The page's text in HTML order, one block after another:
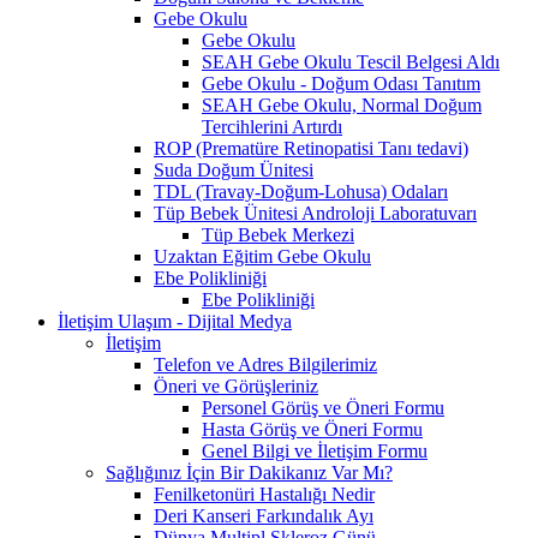
Gebe Okulu
Gebe Okulu
SEAH Gebe Okulu Tescil Belgesi Aldı
Gebe Okulu - Doğum Odası Tanıtım
SEAH Gebe Okulu, Normal Doğum
Tercihlerini Artırdı
ROP (Prematüre Retinopatisi Tanı tedavi)
Suda Doğum Ünitesi
TDL (Travay-Doğum-Lohusa) Odaları
Tüp Bebek Ünitesi Androloji Laboratuvarı
Tüp Bebek Merkezi
Uzaktan Eğitim Gebe Okulu
Ebe Polikliniği
Ebe Polikliniği
İletişim Ulaşım - Dijital Medya
İletişim
Telefon ve Adres Bilgilerimiz
Öneri ve Görüşleriniz
Personel Görüş ve Öneri Formu
Hasta Görüş ve Öneri Formu
Genel Bilgi ve İletişim Formu
Sağlığınız İçin Bir Dakikanız Var Mı?
Fenilketonüri Hastalığı Nedir
Deri Kanseri Farkındalık Ayı